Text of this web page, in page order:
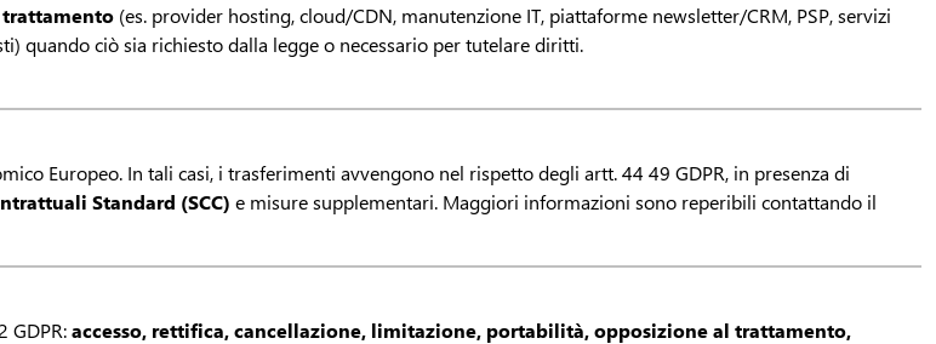
trattamento (es. provider hosting, cloud/CDN, manutenzione IT, piattaforme newsletter/CRM, PSP, servizi
quando ciò sia richiesto dalla legge o necessario per tutelare diritti.
Europeo. In tali casi, i trasferimenti avvengono nel rispetto degli artt. 44 49 GDPR, in presenza di
Standard (SCC) e misure supplementari. Maggiori informazioni sono reperibili contattando il
GDPR:accesso, rettifica, cancellazione, limitazione, portabilità, opposizione al trattamento,